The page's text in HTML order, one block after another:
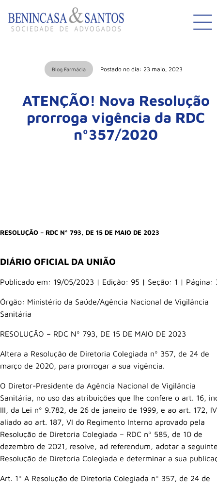
Blog Farmácia Postado no dia: 23 maio, 2023
ATENÇÃO! Nova Resolução
prorroga vigência da RDC
nº357/2020
RESOLUÇÃO – RDC Nº 793, DE 15 DE MAIO DE 2023
DIÁRIO OFICIAL DA UNIÃO
Publicado em: 19/05/2023 | Edição: 95 | Seção: 1 | Página:
Órgão: Ministério da Saúde/Agência Nacional de Vigilância
Sanitária
RESOLUÇÃO – RDC Nº 793, DE 15 DE MAIO DE 2023
Altera a Resolução de Diretoria Colegiada nº 357, de 24 de
março de 2020, para prorrogar a sua vigência.
O Diretor-Presidente da Agência Nacional de Vigilância
Sanitária, no uso das atribuições que lhe confere o art. 16,
III, da Lei nº 9.782, de 26 de janeiro de 1999, e ao art. 172,
aliado ao art. 187, VI do Regimento Interno aprovado pela
Resolução de Diretoria Colegiada – RDC nº 585, de 10 de
dezembro de 2021, resolve, ad referendum, adotar a
Resolução de Diretoria Colegiada e determinar a sua
Art. 1º A Resolução de Diretoria Colegiada nº 357, de 24 de